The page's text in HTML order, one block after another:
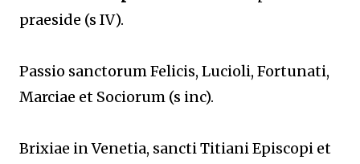
praeside (s IV).
Passio sanctorum Felicis, Lucioli, Fortunati,
Marciae et Sociorum (s inc).
Brixiae in Venetia, sancti Titiani Episcopi et